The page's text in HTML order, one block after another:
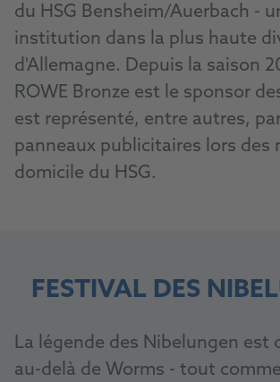
du HSG Bensheim/Auerbach -
institution dans la plus haute
d'Allemagne. Depuis la saison
ROWE Bronze est le sponsor
est représenté, entre autres,
panneaux publicitaires lors des
domicile du HSG.
FESTIVAL DES
La légende des Nibelungen est
au-delà de Worms - tout